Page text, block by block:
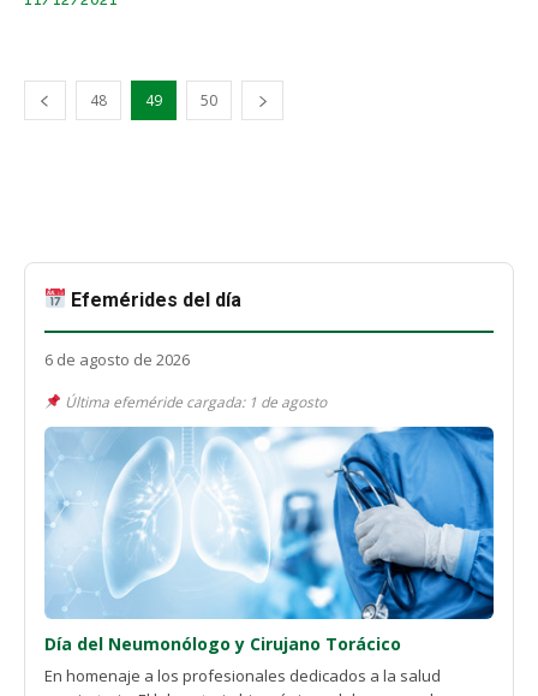
48 49 50
Efemérides del día
6 de agosto de 2026
Última efeméride cargada: 1 de agosto
Día del Neumonólogo y Cirujano Torácico
En homenaje a los profesionales dedicados a la salud